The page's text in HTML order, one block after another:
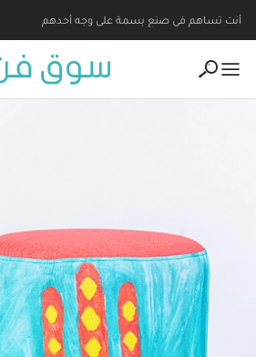
أنت تساهم في صنع بسمة على وجه أحدهم